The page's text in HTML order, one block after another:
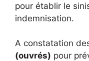
pour établir le
indemnisation.
A constatation
(ouvrés) pour